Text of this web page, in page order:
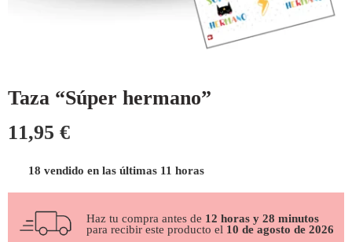
Taza “Súper hermano”
11,95 €
18 vendido en las últimas 11 horas
Haz tu compra antes de 12 horas y 28 minutos
para recibir este producto el 10 de agosto de 2026